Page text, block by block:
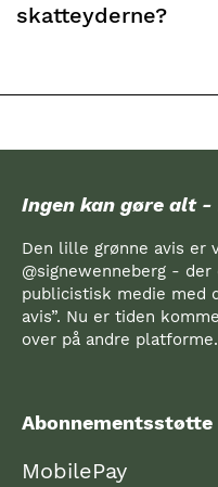
skatteyderne?
Ingen kan gøre alt -
Den lille grønne avis er
@signewenneberg -
publicistisk medie med
avis”. Nu er tiden
over på andre platforme.
Abonnementsstøtte
MobilePay